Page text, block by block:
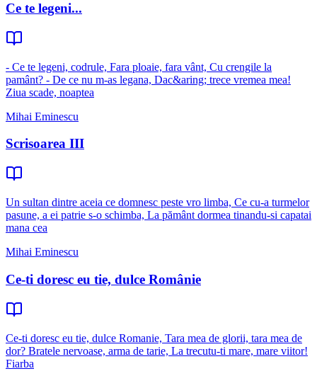
Ce te legeni...
- Ce te legeni, codrule, Fara ploaie, fara vânt, Cu crengile la
pamânt? - De ce nu m-as legana, Dac&aring; trece vremea mea!
Ziua scade, noaptea
Mihai Eminescu
Scrisoarea III
Un sultan dintre aceia ce domnesc peste vro limba, Ce cu-a turmelor
pasune, a ei patrie s-o schimba, La pământ dormea tinandu-si capatai
mana cea
Mihai Eminescu
Ce-ti doresc eu tie, dulce Românie
Ce-ti doresc eu tie, dulce Romanie, Tara mea de glorii, tara mea de
dor? Bratele nervoase, arma de tarie, La trecutu-ti mare, mare viitor!
Fiarba